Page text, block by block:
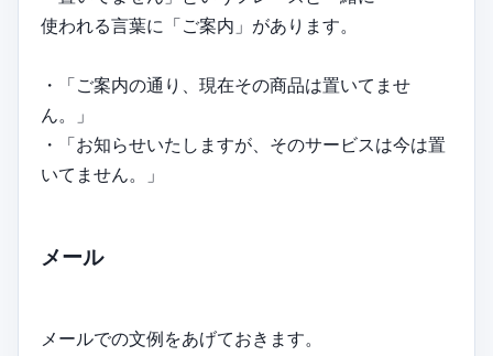
使われる言葉に「ご案内」があります。
・「ご案内の通り、現在その商品は置いてませ
ん。」
・「お知らせいたしますが、そのサービスは今は置
いてません。」
メール
メールでの文例をあげておきます。